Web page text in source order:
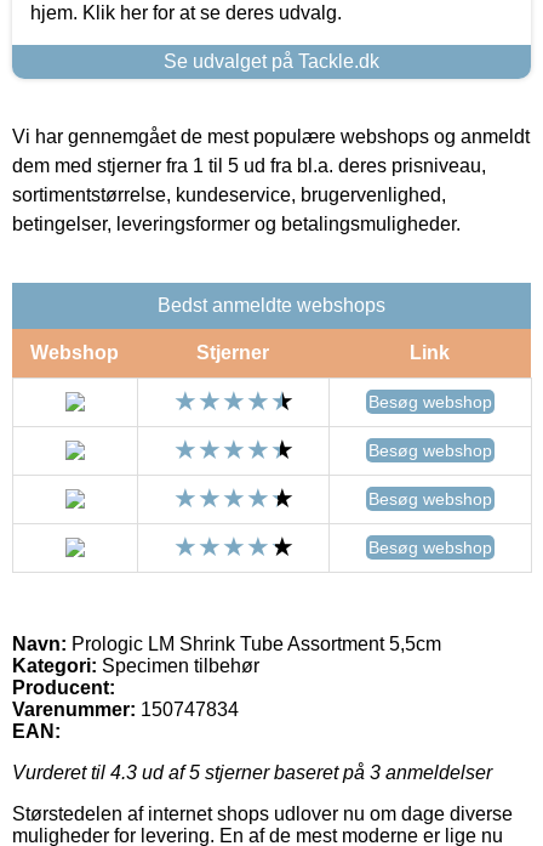
hjem. Klik her for at se deres udvalg.
Se udvalget på Tackle.dk
Vi har gennemgået de mest populære webshops og anmeldt
dem med stjerner fra 1 til 5 ud fra bl.a. deres prisniveau,
sortimentstørrelse, kundeservice, brugervenlighed,
betingelser, leveringsformer og betalingsmuligheder.
Bedst anmeldte webshops
Webshop Stjerner Link
Besøg webshop
Besøg webshop
Besøg webshop
Besøg webshop
Navn: Prologic LM Shrink Tube Assortment 5,5cm
Kategori: Specimen tilbehør
Producent:
Varenummer: 150747834
EAN:
Vurderet til 4.3 ud af 5 stjerner baseret på 3 anmeldelser
Størstedelen af internet shops udlover nu om dage diverse
muligheder for levering. En af de mest moderne er lige nu